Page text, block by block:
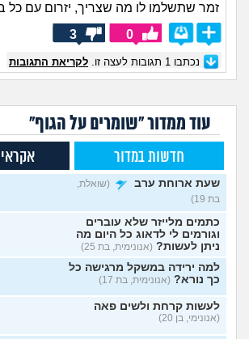
זמר שתשלמו לו מה שצריך, יזרום עם
0
3
נכתבו 1 תגובות לעצה זו. לקריאת התגובות
עוד ממדור "שומרים על הגוף"
חדשות במדור
שעת ארוחת ערב
(שואלת,
בת 19)
כתמים מלייזר שלא עוברים
וגורמים לי לדאוג כל היום מה
ניתן לעשות? (אנונימית, בת 25)
למה ירידה במשקל מרגישה כל
כך נורא? (אנונימית, בת 17)
לעשות קרחת ולשים פאה
(אנונימי, בן 20)